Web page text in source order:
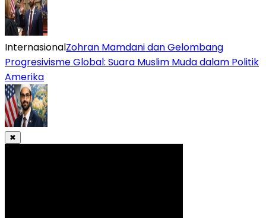
InternasionalZohran Mamdani dan Gelombang
Progresivisme Global: Suara Muslim Muda dalam Politik
Amerika
✖